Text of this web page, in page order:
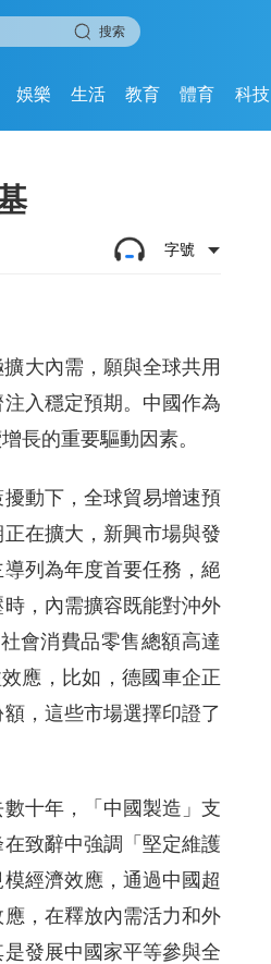
搜索
娛樂 生活 教育 體育 科技
字號
大內需，願與全球共用
入穩定預期。中國作為
長的重要驅動因素。
動下，全球貿易增速預
在擴大，新興市場與發
列為年度首要任務，絕
，內需擴容既能對沖外
會消費品零售總額高達
應，比如，德國車企正
，這些市場選擇印證了
十年，「中國製造」支
致辭中強調「堅定維護
經濟效應，通過中國超
，在釋放內需活力和外
發展中國家平等參與全